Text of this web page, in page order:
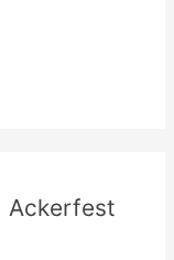
Ackerfest